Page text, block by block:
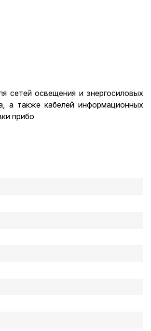
сетей освещения и энергосиловых
а также кабелей информационных
прибо